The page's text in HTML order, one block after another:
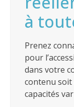
à
Prenez
pour
dans votre
contenu soit
capacités